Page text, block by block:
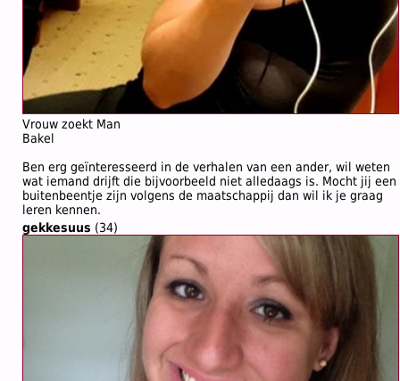
Vrouw zoekt Man
Bakel
Ben erg geïnteresseerd in de verhalen van een ander, wil weten
wat iemand drijft die bijvoorbeeld niet alledaags is. Mocht jij een
buitenbeentje zijn volgens de maatschappij dan wil ik je graag
leren kennen.
gekkesuus (34)